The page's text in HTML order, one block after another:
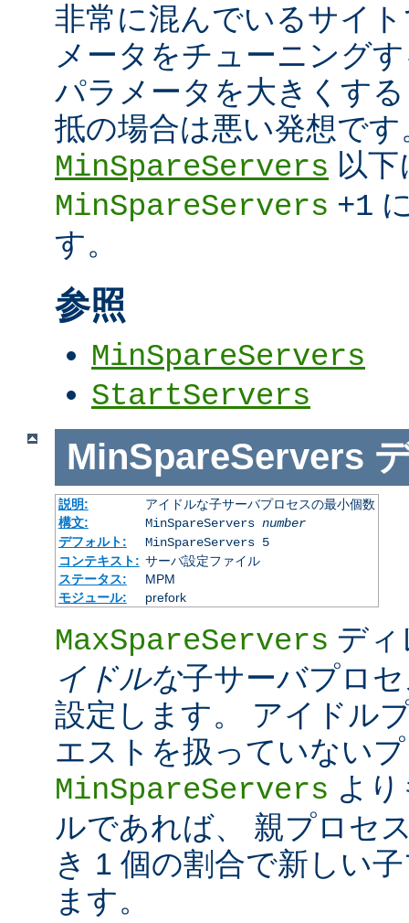
非常に混んでいるサイ
メータをチューニング
パラメータを大きくす
抵の場合は悪い発想です
MinSpareServers 以
MinSpareServers +1
す。
参照
MinSpareServers
StartServers
MinSpareServers
説明:
アイドルな子サーバプロセスの最小個数
構文:
MinSpareServers number
デフォルト:
MinSpareServers 5
コンテキスト: サーバ設定ファイル
ステータス:
MPM
モジュール:
prefork
MaxSpareServers デ
イドルな子サーバプロ
設定します。 アイドル
エストを扱っていない
MinSpareServers よ
ルであれば、 親プロセ
き 1 個の割合で新しい
ます。